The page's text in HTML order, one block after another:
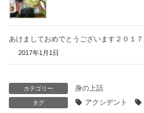
あけましておめでとうございます２０１７
2017年1月1日
カテゴリー 身の上話
タグ アクシデント